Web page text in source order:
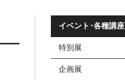
イベント･各種講座
特別展
企画展